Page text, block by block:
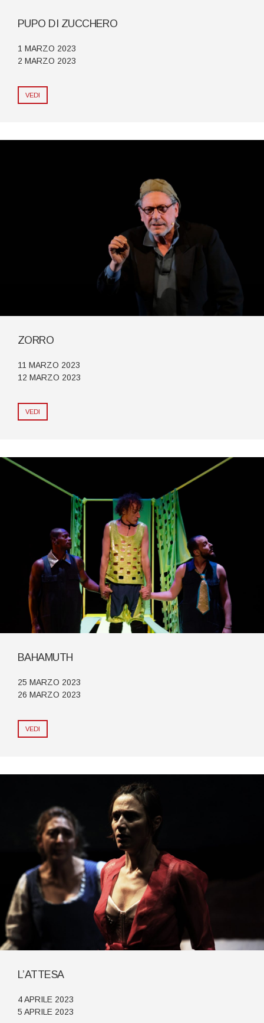
PUPO DI ZUCCHERO
1 MARZO 2023
2 MARZO 2023
VEDI
ZORRO
11 MARZO 2023
12 MARZO 2023
VEDI
BAHAMUTH
25 MARZO 2023
26 MARZO 2023
VEDI
L’ATTESA
4 APRILE 2023
5 APRILE 2023